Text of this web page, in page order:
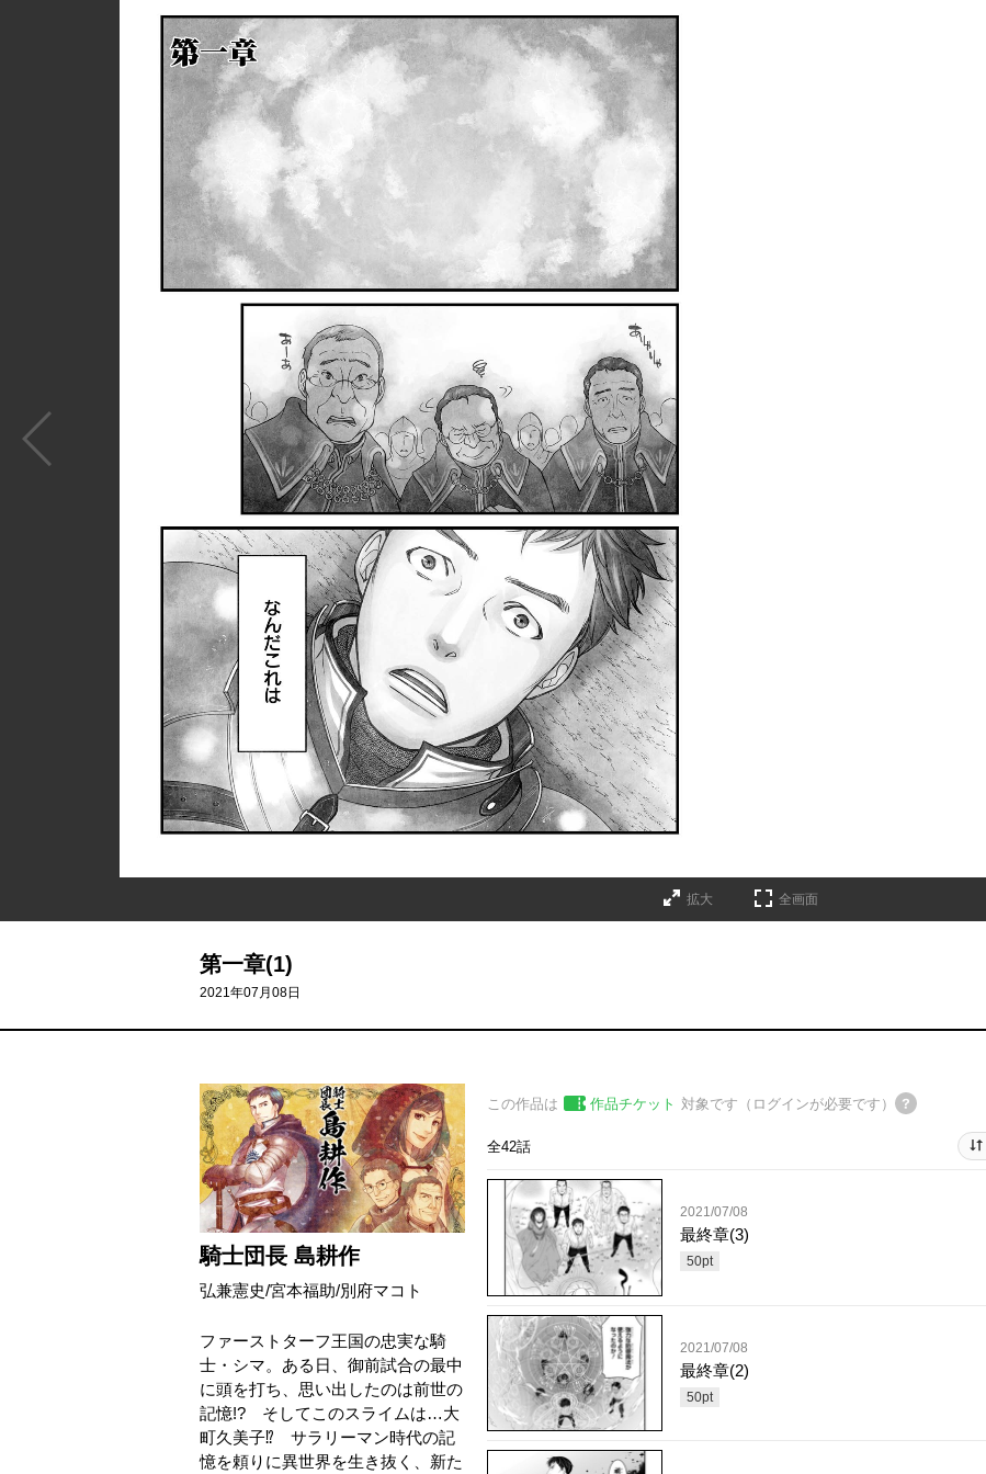
拡大 全画面
第一章(1)
2021年07月08日
騎士団長 島耕作
弘兼憲史/宮本福助/別府マコト
ファーストターフ王国の忠実な騎
士・シマ。ある日、御前試合の最中
に頭を打ち、思い出したのは前世の
記憶!? そしてこのスライムは…大
町久美子⁉ サラリーマン時代の記
憶を頼りに異世界を生き抜く、新た
この作品は 作品チケット 対象です（ログインが必要です）
全42話
2021/07/08
最終章(3)
50pt
2021/07/08
最終章(2)
50pt